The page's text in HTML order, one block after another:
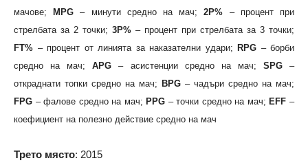
мачове;
MPG – минути средно на мач;2P% – процент при
стрелбата за 2 точки; 3P% – процент при стрелбата за 3 точки;
FT% – процент от линията за наказателни удари; RPG – борби
средно на мач;APG – асистенции средно на мач; SPG–
откраднати топки средно на мач; BPG – чадъри средно на мач;
FPG – фалове средно на мач; PPG – точки средно на мач; EFF –
коефициент на полезно действие средно на мач
Трето място: 2015